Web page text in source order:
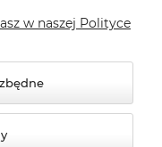
w naszej Polityce